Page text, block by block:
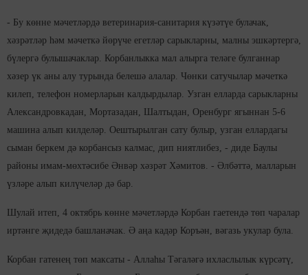
- Бу көнне мәчетләрдә ветеринария-санитария күзәтүе булачак,
хәзрәтләр һәм мәчеткә йөрүче егетләр сарыкларны, малны эшкәртергә,
бүлергә булышачаклар. Корбанлыкка мал алырга теләге булганнар
хәзер үк аны алу турында белешә алалар. Чөнки сатучылар мәчеткә
килеп, телефон номерларын калдырдылар. Узган елларда сарыкларны
Александровкадан, Мортазадан, Шалтыдан, Оренбург ягыннан 5-6
машина алып килделәр. Оештырылган сату булыр, узган еллардагы
сыман беркем дә корбансыз калмас, дип ниятлибез, - диде Баулы
районы имам-мөхтәсибе Әнвәр хәзрәт Хәмитов. - Әлбәттә, малларын
үзләре алып килүчеләр дә бар.
Шулай итеп, 4 октябрь көнне мәчетләрдә Корбан гаетендә төп чаралар
иртәнге җидедә башланачак. Ә аңа кадәр Коръән, вәгазь укулар була.
Корбан гатенең төп максаты - Аллаһы Тәгаләгә ихласлылык күрсәтү,